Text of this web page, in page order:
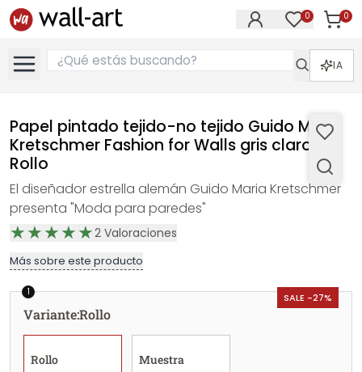
0 0
IA
Papel pintado tejido-no tejido Guido Maria
Kretschmer Fashion for Walls gris claro -
Rollo
El diseñador estrella alemán Guido Maria Kretschmer
presenta "Moda para paredes"
2 Valoraciones
Más sobre este producto
SALE -27%
1
Variante:Rollo
Rollo Muestra